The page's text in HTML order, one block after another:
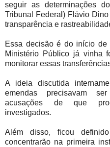
seguir as determinações
Tribunal Federal) Flávio
transparência e
Essa decisão é do início
Ministério Público já vinha
monitorar essas
A ideia discutida
emendas precisavam
acusações de que
investigados.
Além disso, ficou
concentrarão na primeira